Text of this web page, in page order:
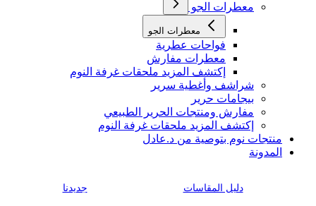
معطرات الجو
معطرات الجو
فواحات عطرية
معطرات مفارش
إكتشف المزيد ملحقات غرفة النوم
شراشف وأغطية سرير
بيجامات حرير
مفارش ومنتجات الحرير الطبيعي
إكتشف المزيد ملحقات غرفة النوم
منتجات نوم بتوصية من د.عادل
المدونة
دليل المقاسات جديدنا